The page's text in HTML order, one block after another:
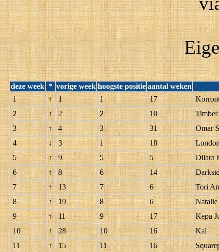
deze week * vorige week hoogste positie aantal weken
1
↑ 1 1 17
2
↑ 2 2 10
3
↑ 4 3 31
Omar
4
↓ 3 1 18
5
↑ 9 5 5
Dilara
6
↑ 8 6 14
7
↑ 13 7 6
Tori
8
↑ 19 8 6
9
↑ 11 9 17
Kepa
10
↑ 28 10 16
Kal
11
↑ 15 11 16